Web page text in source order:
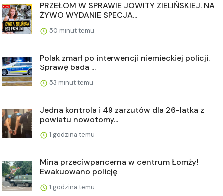
PRZEŁOM W SPRAWIE JOWITY ZIELIŃSKIEJ. NA
ŻYWO WYDANIE SPECJA...
50 minut temu
Polak zmarł po interwencji niemieckiej policji.
Sprawę bada ...
53 minut temu
Jedna kontrola i 49 zarzutów dla 26-latka z
powiatu nowotomy...
1 godzina temu
Mina przeciwpancerna w centrum Łomży!
Ewakuowano policję
1 godzina temu